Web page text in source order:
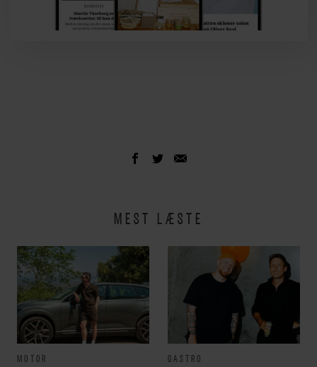
MEST LÆSTE
MOTOR GASTRO